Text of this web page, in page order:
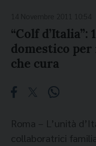
“Colf
domestico per
che cura
Roma – L’unità
collaboratrici